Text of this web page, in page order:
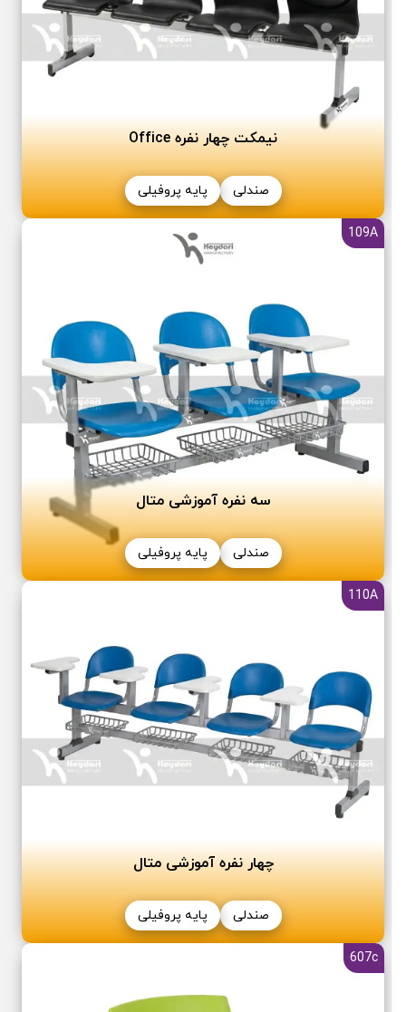
نیمکت چھار نفره Office
صندلی پایه پروفیلی
109A
سه نفره آموزشی متال
صندلی پایه پروفیلی
110A
چھار نفره آموزشی متال
صندلی پایه پروفیلی
607c